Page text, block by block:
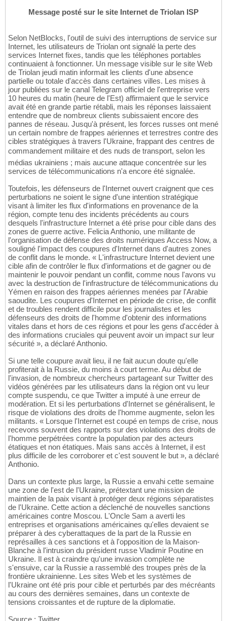
Message posté sur le site Internet de Triolan ISP
Selon NetBlocks, l'outil de suivi des interruptions de service sur
Internet, les utilisateurs de Triolan ont signalé la perte des
services Internet fixes, tandis que les téléphones portables
continuaient à fonctionner. Un message visible sur le site Web
de Triolan jeudi matin informait les clients d'une absence
partielle ou totale d'accès dans certaines villes. Les mises à
jour publiées sur le canal Telegram officiel de l'entreprise vers
10 heures du matin (heure de l'Est) affirmaient que le service
avait été en grande partie rétabli, mais les réponses laissaient
entendre que de nombreux clients subissaient encore des
pannes de réseau. Jusqu'à présent, les forces russes ont mené
un certain nombre de frappes aériennes et terrestres contre des
cibles stratégiques à travers l'Ukraine, frappant des centres de
commandement militaire et des nuds de transport, selon les
médias ukrainiens ; mais aucune attaque concentrée sur les
services de télécommunications n'a encore été signalée.
Toutefois, les défenseurs de l'Internet ouvert craignent que ces
perturbations ne soient le signe d'une intention stratégique
visant à limiter les flux d'informations en provenance de la
région, compte tenu des incidents précédents au cours
desquels l'infrastructure Internet a été prise pour cible dans des
zones de guerre active. Felicia Anthonio, une militante de
l'organisation de défense des droits numériques Access Now, a
souligné l'impact des coupures d'Internet dans d'autres zones
de conflit dans le monde. « L'infrastructure Internet devient une
cible afin de contrôler le flux d'informations et de gagner ou de
maintenir le pouvoir pendant un conflit, comme nous l'avons vu
avec la destruction de l'infrastructure de télécommunications du
Yémen en raison des frappes aériennes menées par l'Arabie
saoudite. Les coupures d'Internet en période de crise, de conflit
et de troubles rendent difficile pour les journalistes et les
défenseurs des droits de l'homme d'obtenir des informations
vitales dans et hors de ces régions et pour les gens d'accéder à
des informations cruciales qui peuvent avoir un impact sur leur
sécurité », a déclaré Anthonio.
Si une telle coupure avait lieu, il ne fait aucun doute qu'elle
profiterait à la Russie, du moins à court terme. Au début de
l'invasion, de nombreux chercheurs partageant sur Twitter des
vidéos générées par les utilisateurs dans la région ont vu leur
compte suspendu, ce que Twitter a imputé à une erreur de
modération. Et si les perturbations d'Internet se généralisent, le
risque de violations des droits de l'homme augmente, selon les
militants. « Lorsque l'Internet est coupé en temps de crise, nous
recevons souvent des rapports sur des violations des droits de
l'homme perpétrées contre la population par des acteurs
étatiques et non étatiques. Mais sans accès à Internet, il est
plus difficile de les corroborer et c'est souvent le but », a déclaré
Anthonio.
Dans un contexte plus large, la Russie a envahi cette semaine
une zone de l'est de l'Ukraine, prétextant une mission de
maintien de la paix visant à protéger deux régions séparatistes
de l'Ukraine. Cette action a déclenché de nouvelles sanctions
américaines contre Moscou. L'Oncle Sam a averti les
entreprises et organisations américaines qu'elles devaient se
préparer à des cyberattaques de la part de la Russie en
représailles à ces sanctions et à l'opposition de la Maison-
Blanche à l'intrusion du président russe Vladimir Poutine en
Ukraine. Il est à craindre qu'une invasion complète ne
s'ensuive, car la Russie a rassemblé des troupes près de la
frontière ukrainienne. Les sites Web et les systèmes de
l'Ukraine ont été pris pour cible et perturbés par des mécréants
au cours des dernières semaines, dans un contexte de
tensions croissantes et de rupture de la diplomatie.